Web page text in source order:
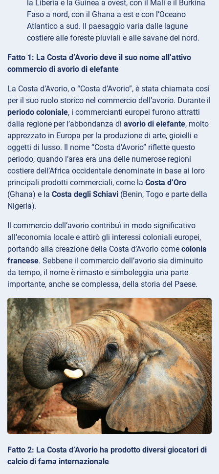
la Liberia e la Guinea a ovest, con il Mali e il Burkina
Faso a nord, con il Ghana a est e con l’Oceano
Atlantico a sud. Il paesaggio varia dalle lagune
costiere alle foreste pluviali e alle savane del nord.
Fatto 1: La Costa d’Avorio deve il suo nome all’attivo
commercio di avorio di elefante
La Costa d’Avorio, o “Costa d’Avorio”, è stata chiamata così
per il suo ruolo storico nel commercio dell’avorio. Durante il
periodo coloniale, i commercianti europei furono attratti
dalla regione per l’abbondanza di avorio di elefante, molto
apprezzato in Europa per la produzione di arte, gioielli e
oggetti di lusso. Il nome “Costa d’Avorio” riflette questo
periodo, quando l’area era una delle numerose regioni
costiere dell’Africa occidentale denominate in base ai loro
principali prodotti commerciali, come la Costa d’Oro
(Ghana) e la Costa degli Schiavi (Benin, Togo e parte della
Nigeria).
Il commercio dell’avorio contribuì in modo significativo
all’economia locale e attirò gli interessi coloniali europei,
portando alla creazione della Costa d’Avorio come colonia
francese. Sebbene il commercio dell’avorio sia diminuito
da tempo, il nome è rimasto e simboleggia una parte
importante, anche se complessa, della storia del Paese.
Fatto 2: La Costa d’Avorio ha prodotto diversi giocatori di
calcio di fama internazionale